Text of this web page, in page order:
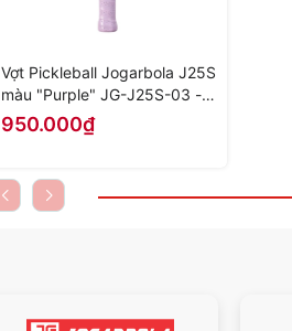
Vợt Pickleball Jogarbola J25S
màu "Purple" JG-J25S-03 -
Hàng Chính Hãng
950.000₫